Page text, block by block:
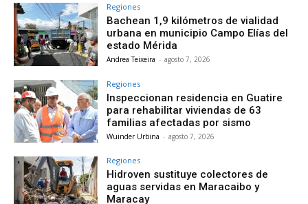
Regiones
Bachean 1,9 kilómetros de vialidad
urbana en municipio Campo Elías del
estado Mérida
Andrea Teixeira - agosto 7, 2026
Regiones
Inspeccionan residencia en Guatire
para rehabilitar viviendas de 63
familias afectadas por sismo
Wuinder Urbina - agosto 7, 2026
Regiones
Hidroven sustituye colectores de
aguas servidas en Maracaibo y
Maracay